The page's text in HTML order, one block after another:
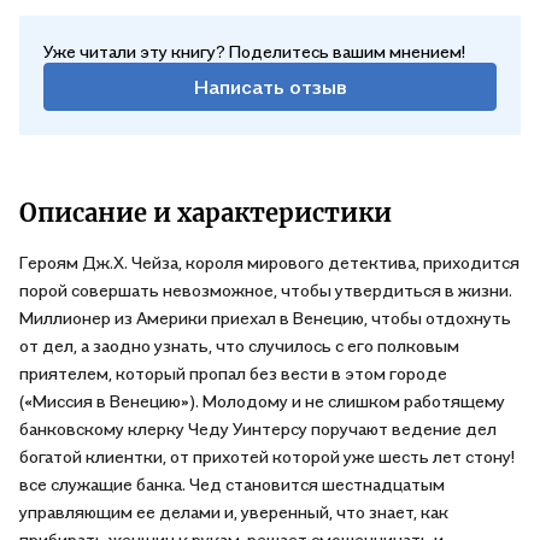
Уже читали эту книгу? Поделитесь вашим мнением!
Написать отзыв
Описание и характеристики
Героям Дж.Х. Чейза, короля мирового детектива, приходится
порой совершать невозможное, чтобы утвердиться в жизни.
Миллионер из Америки приехал в Венецию, чтобы отдохнуть
от дел, а заодно узнать, что случилось с его полковым
приятелем, который пропал без вести в этом городе
(«Миссия в Венецию»). Молодому и не слишком работящему
банковскому клерку Чеду Уинтерсу поручают ведение дел
богатой клиентки, от прихотей которой уже шесть лет стону!
все служащие банка. Чед становится шестнадцатым
управляющим ее делами и, уверенный, что знает, как